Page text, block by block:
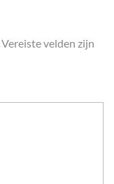
Vereiste velden zijn